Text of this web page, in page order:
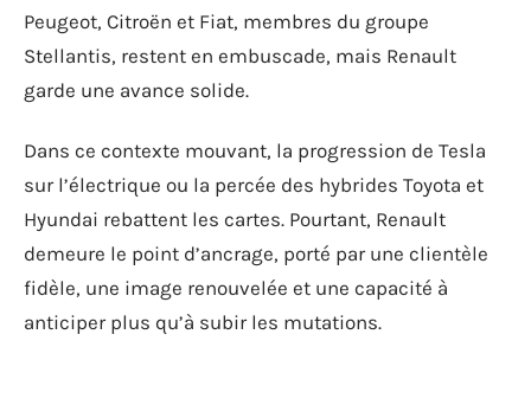
Peugeot, Citroën et Fiat, membres du groupe
Stellantis, restent en embuscade, mais Renault
garde une avance solide.
Dans ce contexte mouvant, la progression de Tesla
sur l’électrique ou la percée des hybrides Toyota et
Hyundai rebattent les cartes. Pourtant, Renault
demeure le point d’ancrage, porté par une clientèle
fidèle, une image renouvelée et une capacité à
anticiper plus qu’à subir les mutations.